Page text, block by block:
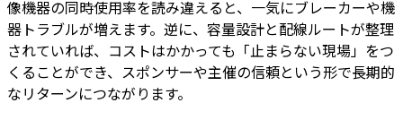
像機器の同時使用率を読み違えると、一気にブレーカーや機
器トラブルが増えます。逆に、容量設計と配線ルートが整理
されていれば、コストはかかっても「止まらない現場」をつ
くることができ、スポンサーや主催の信頼という形で長期的
なリターンにつながります。